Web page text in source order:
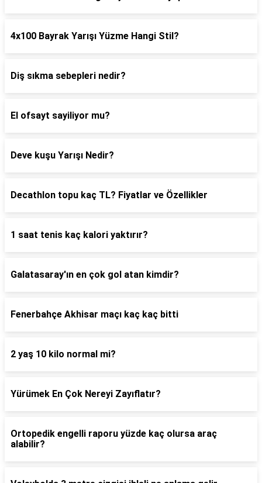
4x100 Bayrak Yarışı Yüzme Hangi Stil?
Diş sıkma sebepleri nedir?
El ofsayt sayiliyor mu?
Deve kuşu Yarışı Nedir?
Decathlon topu kaç TL? Fiyatlar ve Özellikler
1 saat tenis kaç kalori yaktırır?
Galatasaray'ın en çok gol atan kimdir?
Fenerbahçe Akhisar maçı kaç kaç bitti
2 yaş 10 kilo normal mi?
Yürümek En Çok Nereyi Zayıflatır?
Ortopedik engelli raporu yüzde kaç olursa araç
alabilir?